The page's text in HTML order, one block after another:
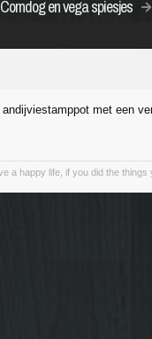
en vega spiesjes
andijviestamppot met een
a happy life, if you did the things